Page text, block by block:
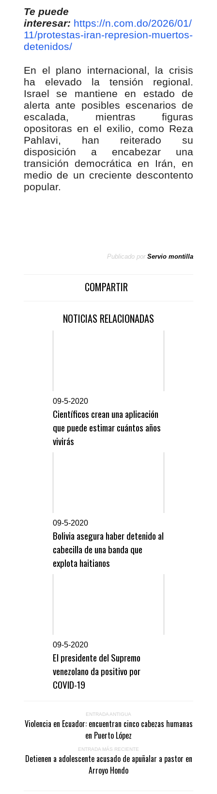
Te puede
interesar: https://n.com.do/2026/01/
11/protestas-iran-represion-muertos-
detenidos/
En el plano internacional, la crisis
ha elevado la tensión regional.
Israel se mantiene en estado de
alerta ante posibles escenarios de
escalada, mientras figuras
opositoras en el exilio, como Reza
Pahlavi, han reiterado su
disposición a encabezar una
transición democrática en Irán, en
medio de un creciente descontento
popular.
Publicado por Servio montilla
COMPARTIR
NOTICIAS RELACIONADAS
09-5-2020
Científicos crean una aplicación
que puede estimar cuántos años
vivirás
09-5-2020
Bolivia asegura haber detenido al
cabecilla de una banda que
explota haitianos
09-5-2020
El presidente del Supremo
venezolano da positivo por
COVID-19
ENTRADA ANTIGUA
Violencia en Ecuador: encuentran cinco cabezas humanas
en Puerto López
ENTRADA MÁS RECIENTE
Detienen a adolescente acusado de apuñalar a pastor en
Arroyo Hondo